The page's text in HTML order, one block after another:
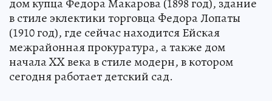
дом купца Федора Макарова (1898 год), здание
в стиле эклектики торговца Федора Лопаты
(1910 год), где сейчас находится Ейская
межрайонная прокуратура, а также дом
начала XX века в стиле модерн, в котором
сегодня работает детский сад.